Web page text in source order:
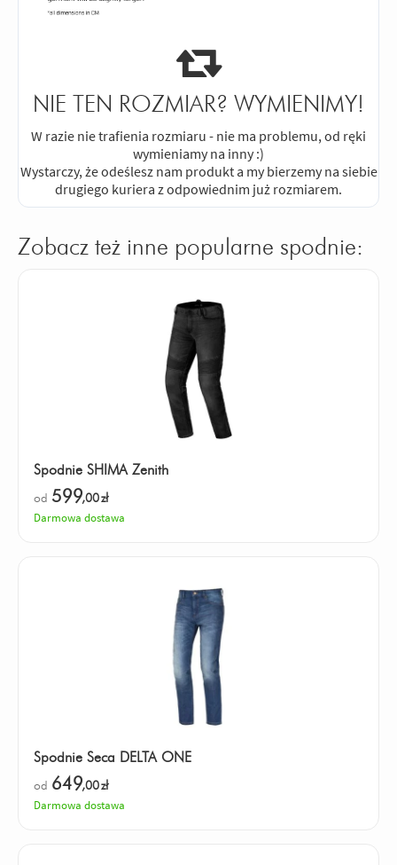
NIE TEN ROZMIAR? WYMIENIMY!
W razie nie trafienia rozmiaru - nie ma problemu, od ręki
wymieniamy na inny :)
Wystarczy, że odeślesz nam produkt a my bierzemy na siebie
drugiego kuriera z odpowiednim już rozmiarem.
Zobacz też inne popularne spodnie:
Spodnie SHIMA Zenith
od 599,00zł
Darmowa dostawa
Spodnie Seca DELTA ONE
od 649,00zł
Darmowa dostawa